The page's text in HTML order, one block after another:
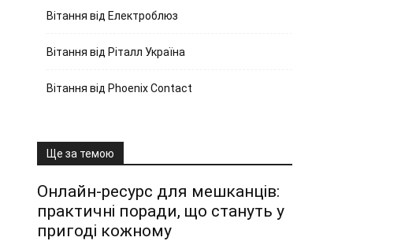
Вітання від Електроблюз
Вітання від Ріталл Україна
Вітання від Phoenix Contact
Ще за темою
Онлайн-ресурс для мешканців:
практичні поради, що стануть у
пригоді кожному